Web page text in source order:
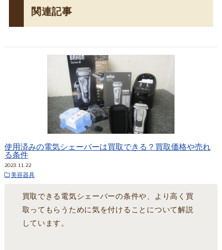
関連記事
使用済みの電気シェーバーは買取できる？買取価格や売れ
る条件
2023.11.22
美容器具
買取できる電気シェーバーの条件や、より高く買
取ってもらうために気を付けることについて解説
しています。